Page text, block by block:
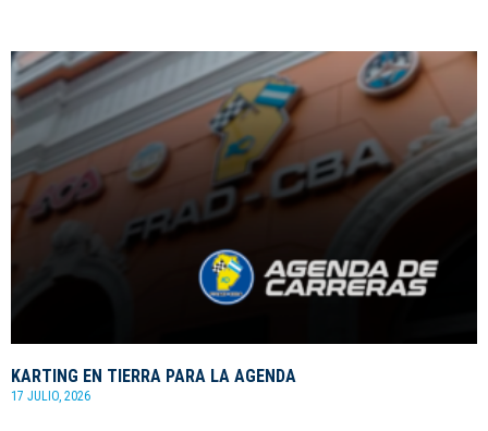
KARTING EN TIERRA PARA LA AGENDA
17 JULIO, 2026